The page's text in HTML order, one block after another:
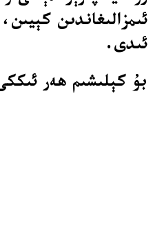
ئىمزالىغاندىن
ئىدى.
بۇ كېلىشىم ھەر